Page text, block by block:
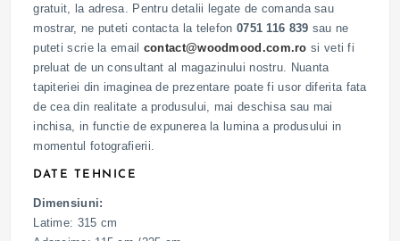
gratuit, la adresa. Pentru detalii legate de comanda sau
mostrar, ne puteti contacta la telefon 0751 116 839 sau ne
puteti scrie la email contact@woodmood.com.ro si veti fi
preluat de un consultant al magazinului nostru. Nuanta
tapiteriei din imaginea de prezentare poate fi usor diferita fata
de cea din realitate a produsului, mai deschisa sau mai
inchisa, in functie de expunerea la lumina a produsului in
momentul fotografierii.
DATE TEHNICE
Dimensiuni:
Latime: 315 cm